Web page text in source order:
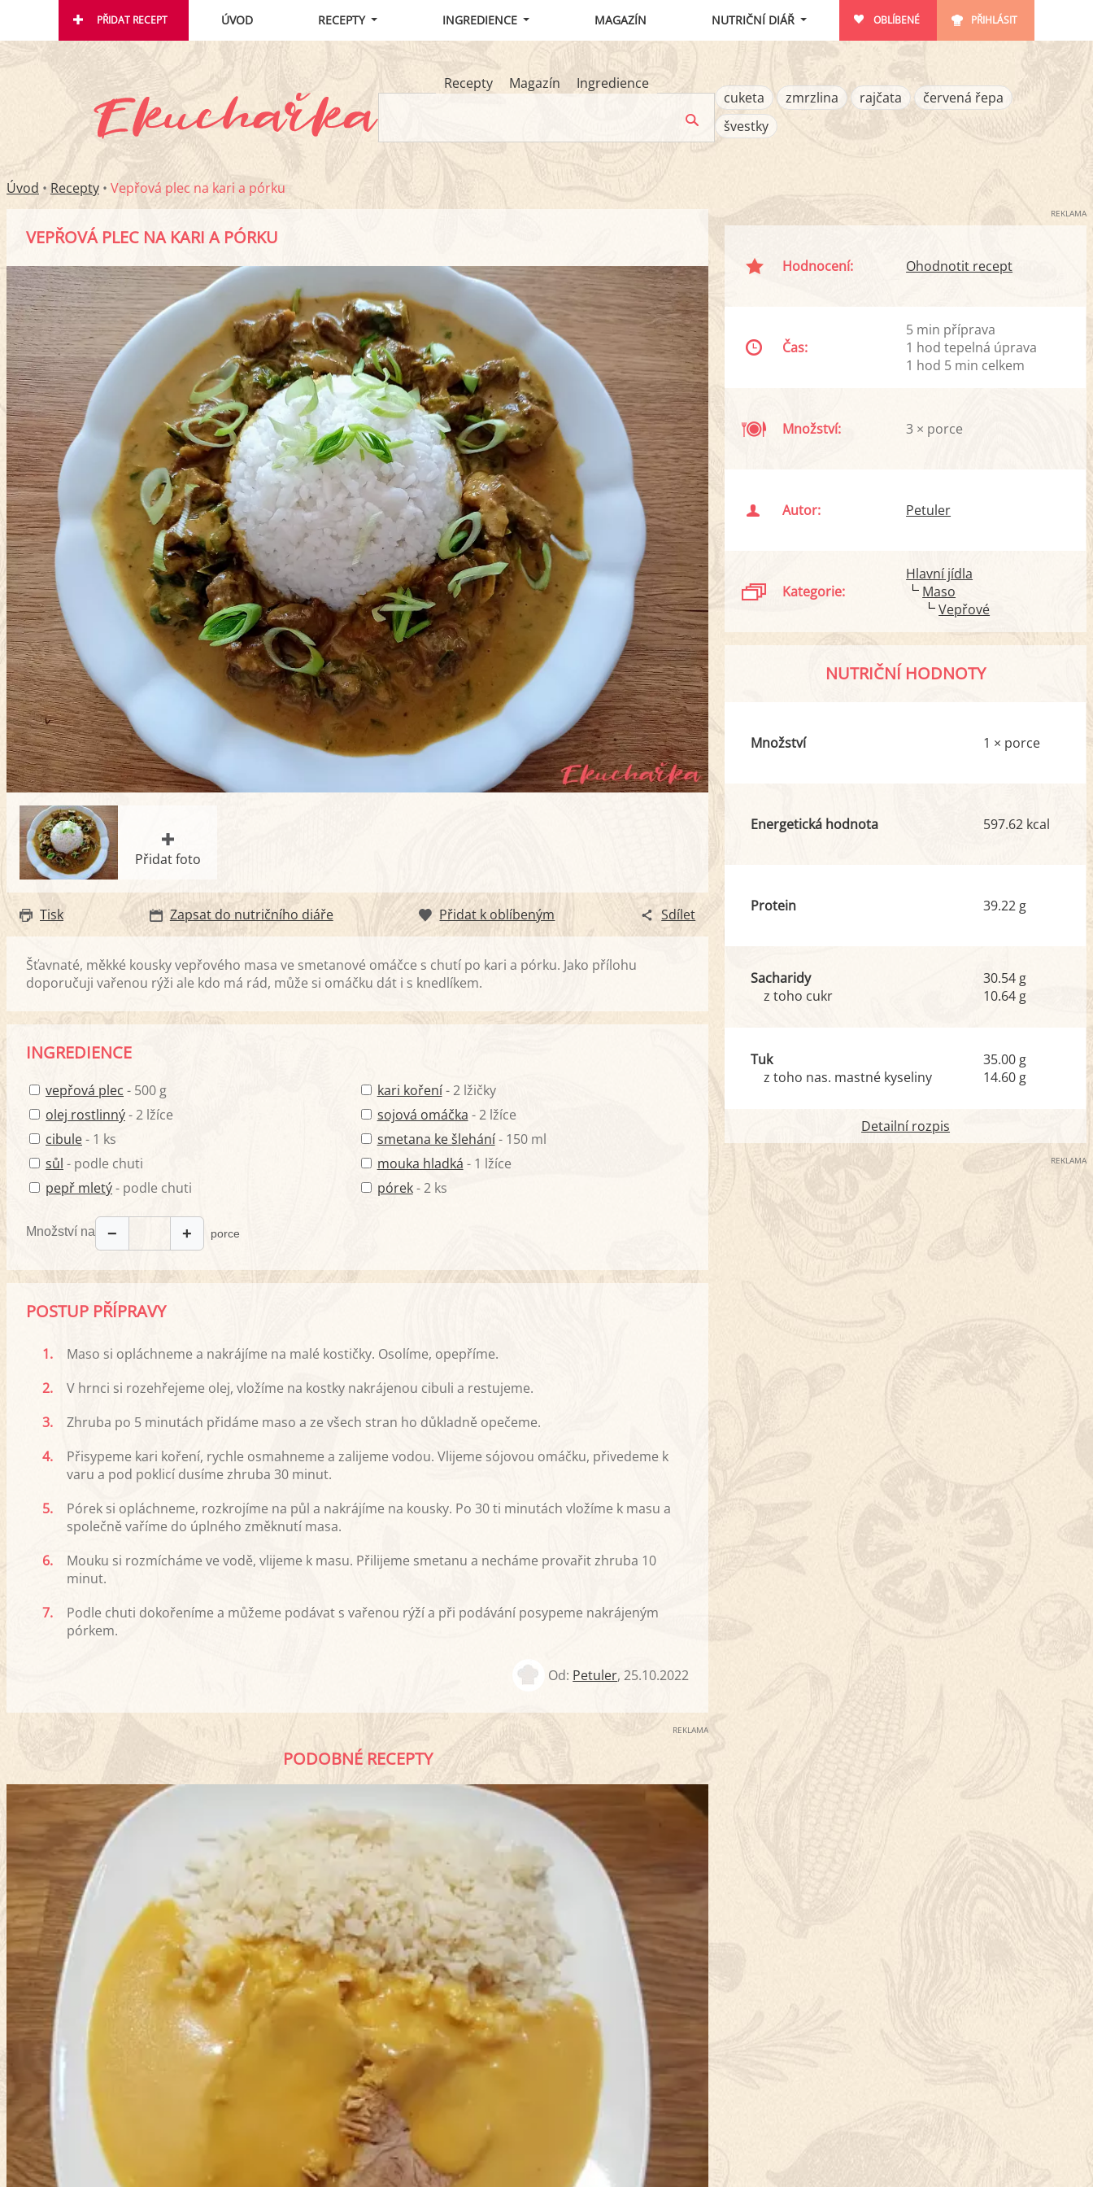
PŘIDAT RECEPT ÚVOD RECEPTY INGREDIENCE MAGAZÍN NUTRIČNÍ DIÁŘ OBLÍBENÉ PŘIHLÁSIT
Recepty Magazín
Ingredience
cuketa
zmrzlina rajčata
červená řepa
švestky
Úvod • Recepty • Vepřová plec na kari a pórku
VEPŘOVÁ PLEC NA KARI A PÓRKU
Přidat foto
Tisk Zapsat do nutričního diáře Přidat k oblíbeným Sdílet
Šťavnaté, měkké kousky vepřového masa ve smetanové omáčce s chutí po kari a pórku. Jako přílohu
doporučuji vařenou rýži ale kdo má rád, může si omáčku dát i s knedlíkem.
INGREDIENCE
vepřová plec - 500 g
olej rostlinný- 2 lžíce
cibule- 1 ks
sůl - podle chuti
pepř mletý- podle chuti
kari koření- 2 lžičky
sojová omáčka - 2 lžíce
smetana ke šlehání- 150 ml
mouka hladká - 1 lžíce
pórek- 2 ks
Množství na − + porce
POSTUP PŘÍPRAVY
1.
Maso si opláchneme a nakrájíme na malé kostičky. Osolíme, opepříme.
2.
V hrnci si rozehřejeme olej, vložíme na kostky nakrájenou cibuli a restujeme.
3.
Zhruba po 5 minutách přidáme maso a ze všech stran ho důkladně opečeme.
4.
Přisypeme kari koření, rychle osmahneme a zalijeme vodou. Vlijeme sójovou omáčku, přivedeme k
varu a pod poklicí dusíme zhruba 30 minut.
5.
Pórek si opláchneme, rozkrojíme na půl a nakrájíme na kousky. Po 30 ti minutách vložíme k masu a
společně vaříme do úplného změknutí masa.
6.
Mouku si rozmícháme ve vodě, vlijeme k masu. Přilijeme smetanu a necháme provařit zhruba 10
minut.
7.
Podle chuti dokořeníme a můžeme podávat s vařenou rýží a při podávání posypeme nakrájeným
pórkem.
Od: Petuler,25.10.2022
REKLAMA
PODOBNÉ RECEPTY
REKLAMA
Hodnocení: Ohodnotit recept
Čas:
5 min příprava
1 hod tepelná úprava
1 hod 5 min celkem
Množství: 3 × porce
Autor: Petuler
Kategorie:
Hlavní jídla
Maso
Vepřové
NUTRIČNÍ HODNOTY
Množství 1 × porce
Energetická hodnota 597.62 kcal
Protein 39.22 g
Sacharidy
z toho cukr
30.54 g
10.64 g
Tuk
z toho nas. mastné kyseliny
35.00 g
14.60 g
Detailní rozpis
REKLAMA